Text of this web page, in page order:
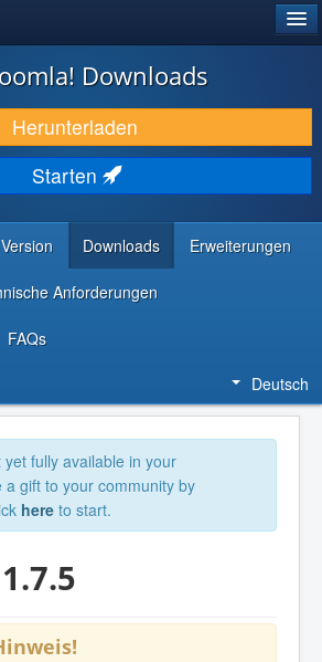
Downloads
Herunterladen
Starten
Downloads Erweiterungen
Anforderungen
FAQs
Deutsch
fully available in your
a gift to your community by
here to start.